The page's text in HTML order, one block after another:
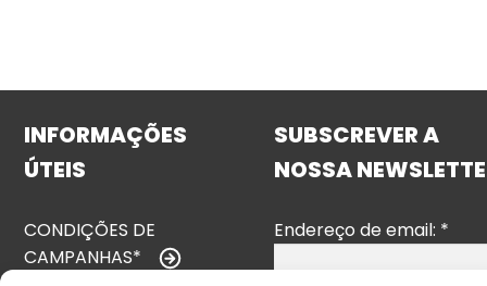
INFORMAÇÕES
ÚTEIS
CONDIÇÕES DE
CAMPANHAS*
SUBSCREVER A
NOSSA
Endereço de email: *